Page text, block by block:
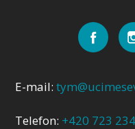
E-mail:
Telefon: +420 723